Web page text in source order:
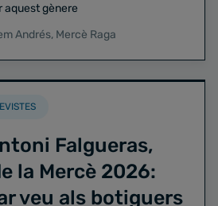
aquest gènere
Andrés, Mercè Raga
Falgueras,
la Mercè 2026:
veu als botiguers